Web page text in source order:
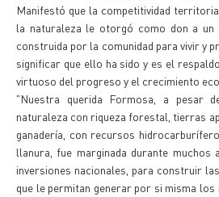
Manifestó que la competitividad
la naturaleza le otorgó como don a
construida por la comunidad para vivir y
significar que ello ha sido y es el
virtuoso del progreso y el crecimiento
"Nuestra querida Formosa, a pesar
naturaleza con riqueza forestal, tierras
ganadería, con recursos
llanura, fue marginada durante
inversiones nacionales, para construir
que le permitan generar por si misma